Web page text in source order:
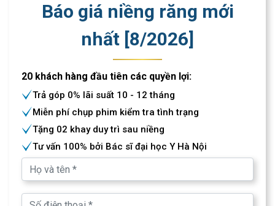
Báo giá niềng răng mới
nhất [8/2026]
20 khách hàng đầu tiên các quyền lợi:
Trả góp 0% lãi suất 10 - 12 tháng
Miễn phí chụp phim kiểm tra tình trạng
Tặng 02 khay duy trì sau niềng
Tư vấn 100% bởi Bác sĩ đại học Y Hà Nội